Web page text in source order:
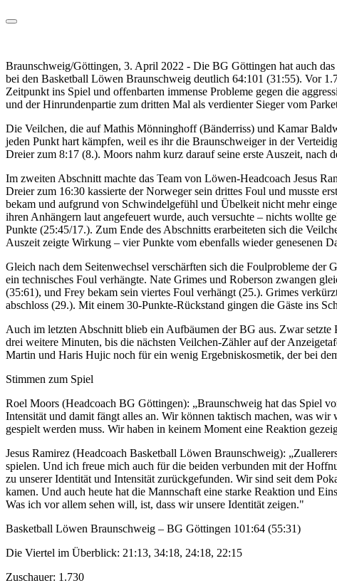
Braunschweig/Göttingen, 3. April 2022 - Die BG Göttingen hat auch
bei den Basketball Löwen Braunschweig deutlich 64:101 (31:55). Vor
Zeitpunkt ins Spiel und offenbarten immense Probleme gegen die
und der Hinrundenpartie zum dritten Mal als verdienter Sieger vom
Die Veilchen, die auf Mathis Mönninghoff (Bänderriss) und Kamar
jeden Punkt hart kämpfen, weil es ihr die Braunschweiger in der
Dreier zum 8:17 (8.). Moors nahm kurz darauf seine erste Auszeit, nach
Im zweiten Abschnitt machte das Team von Löwen-Headcoach Jesus
Dreier zum 16:30 kassierte der Norweger sein drittes Foul und musste
bekam und aufgrund von Schwindelgefühl und Übelkeit nicht mehr
ihren Anhängern laut angefeuert wurde, auch versuchte – nichts wollte
Punkte (25:45/17.). Zum Ende des Abschnitts erarbeiteten sich die
Auszeit zeigte Wirkung – vier Punkte vom ebenfalls wieder genesenen
Gleich nach dem Seitenwechsel verschärften sich die Foulprobleme der
ein technisches Foul verhängte. Nate Grimes und Roberson zwangen
(35:61), und Frey bekam sein viertes Foul verhängt (25.). Grimes
abschloss (29.). Mit einem 30-Punkte-Rückstand gingen die Gäste ins
Auch im letzten Abschnitt blieb ein Aufbäumen der BG aus. Zwar
drei weitere Minuten, bis die nächsten Veilchen-Zähler auf der
Martin und Haris Hujic noch für ein wenig Ergebniskosmetik, der bei
Stimmen zum Spiel
Roel Moors (Headcoach BG Göttingen): „Braunschweig hat das Spiel
Intensität und damit fängt alles an. Wir können taktisch machen, was
gespielt werden muss. Wir haben in keinem Moment eine Reaktion
Jesus Ramirez (Headcoach Basketball Löwen Braunschweig):
spielen. Und ich freue mich auch für die beiden verbunden mit der
zu unserer Identität und Intensität zurückgefunden. Wir sind seit dem
kamen. Und auch heute hat die Mannschaft eine starke Reaktion und
Was ich vor allem sehen will, ist, dass wir unsere Identität zeigen."
Basketball Löwen Braunschweig – BG Göttingen 101:64 (55:31)
Die Viertel im Überblick: 21:13, 34:18, 24:18, 22:15
Zuschauer: 1.730